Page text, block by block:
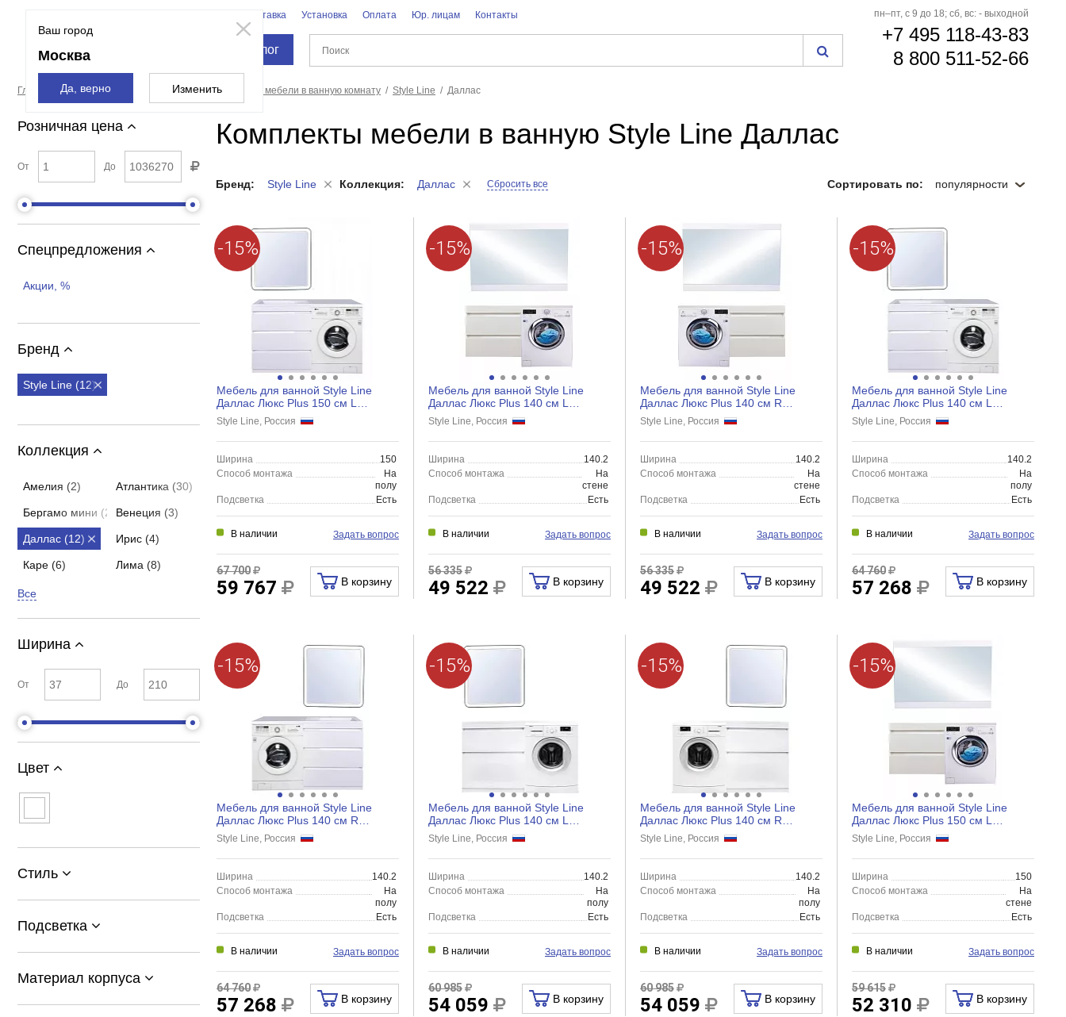
Ваш город
Москва
Да, верно Изменить
Доставка Установка Оплата Юр. лицам Контакты
Каталог
пн–пт, с 9 до 18; сб, вс: - выходной
+7 495 118-43-83
8 800 511-52-66
Главная страница Мебель для ванной Комплекты мебели в ванную комнату Style Line Даллас
Розничная цена
От До
Спецпредложения
Акции, %
Бренд
Style Line (12)
Коллекция
Амелия (2) Атлантика (30)
Бергамо мини (24)Венеция (3)
Даллас (12) Ирис (4)
Каре (6) Лима (8)
Все
Ширина
От До
Цвет
Стиль
Подсветка
Материал корпуса
Комплекты мебели в ванную Style Line Даллас
Бренд: Style Line Коллекция: Даллас Сбросить все Сортировать по: популярности
-15%
Мебель для ванной Style Line
Даллас Люкс Plus 150 см L
напольная, 3 ящика, белый...
Style Line, Россия
Ширина
150
Способ монтажа
На
полу
Подсветка
Есть
В наличии Задать вопрос
67 700
59 767 В корзину
-15%
Мебель для ванной Style Line
Даллас Люкс Plus 140 см L
подвесная, белый глянец
Style Line, Россия
Ширина
140.2
Способ монтажа
На
стене
Подсветка
Есть
В наличии Задать вопрос
56 335
49 522 В корзину
-15%
Мебель для ванной Style Line
Даллас Люкс Plus 140 см R
подвесная, белый глянец
Style Line, Россия
Ширина
140.2
Способ монтажа
На
стене
Подсветка
Есть
В наличии Задать вопрос
56 335
49 522 В корзину
-15%
Мебель для ванной Style Line
Даллас Люкс Plus 140 см L
напольная, 3 ящика, белый...
Style Line, Россия
Ширина
140.2
Способ монтажа
На
полу
Подсветка
Есть
В наличии Задать вопрос
64 760
57 268 В корзину
-15%
Мебель для ванной Style Line
Даллас Люкс Plus 140 см R
напольная, 3 ящика, белый...
Style Line, Россия
Ширина
140.2
Способ монтажа
На
полу
Подсветка
Есть
В наличии Задать вопрос
64 760
57 268 В корзину
-15%
Мебель для ванной Style Line
Даллас Люкс Plus 140 см L
напольная, 2 ящика, белый...
Style Line, Россия
Ширина
140.2
Способ монтажа
На
полу
Подсветка
Есть
В наличии Задать вопрос
60 985
54 059 В корзину
-15%
Мебель для ванной Style Line
Даллас Люкс Plus 140 см R
напольная, 2 ящика, белый...
Style Line, Россия
Ширина
140.2
Способ монтажа
На
полу
Подсветка
Есть
В наличии Задать вопрос
60 985
54 059 В корзину
-15%
Мебель для ванной Style Line
Даллас Люкс Plus 150 см L
подвесная, белый глянец
Style Line, Россия
Ширина
150
Способ монтажа
На
стене
Подсветка
Есть
В наличии Задать вопрос
59 615
52 310 В корзину